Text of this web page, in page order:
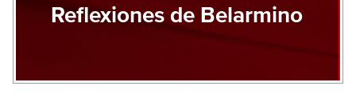
Reflexiones de Belarmino